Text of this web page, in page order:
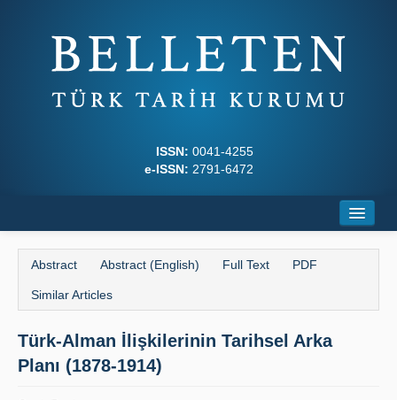
ISSN: 0041-4255
e-ISSN: 2791-6472
Journal Boards
Writing Rules
Abstract Abstract (English) Full Text PDF
Similar Articles
Türk-Alman İlişkilerinin Tarihsel Arka
Planı (1878-1914)